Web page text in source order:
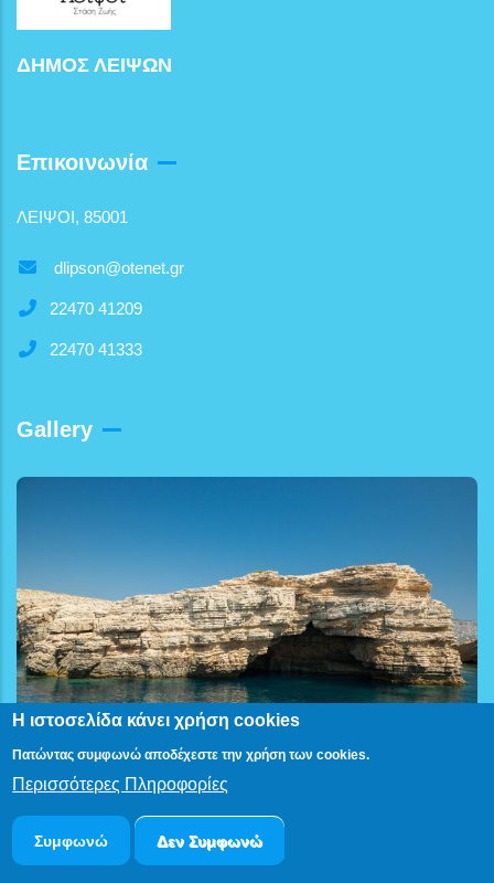
ΔΗΜΟΣ ΛΕΙΨΩΝ
Επικοινωνία
ΛΕΙΨΟΙ, 85001
dlipson@otenet.gr
22470 41209
22470 41333
Gallery
Η ιστοσελίδα κάνει χρήση cookies
Πατώντας συμφωνώ αποδέχεστε την χρήση των cookies.
Περισσότερες Πληροφορίες
Συμφωνώ Δεν Συμφωνώ